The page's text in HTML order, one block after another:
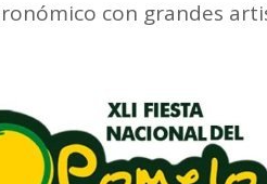
con grandes